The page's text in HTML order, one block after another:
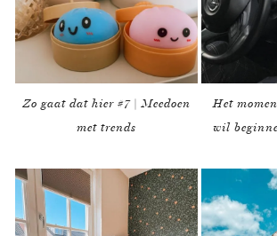
Zo gaat dat hier #7 | Meedoen
met trends
Het
wil